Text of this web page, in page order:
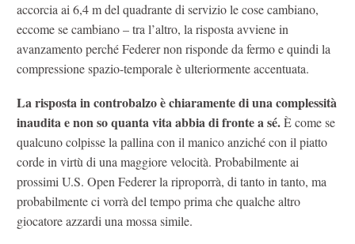
accorcia ai 6,4 m del quadrante di servizio le cose cambiano,
eccome se cambiano – tra l’altro, la risposta avviene in
avanzamento perché Federer non risponde da fermo e quindi la
compressione spazio-temporale è ulteriormente accentuata.
La risposta in controbalzo è chiaramente di una complessità
inaudita e non so quanta vita abbia di fronte a sé.È come se
qualcuno colpisse la pallina con il manico anziché con il piatto
corde in virtù di una maggiore velocità. Probabilmente ai
prossimi U.S. Open Federer la riproporrà, di tanto in tanto, ma
probabilmente ci vorrà del tempo prima che qualche altro
giocatore azzardi una mossa simile.